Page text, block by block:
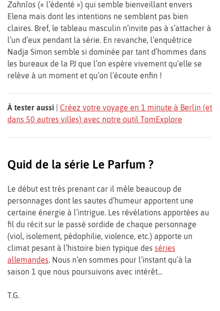
Zahnlos (« l’édenté ») qui semble bienveillant envers
Elena mais dont les intentions ne semblent pas bien
claires. Bref, le tableau masculin n’invite pas à s’attacher à
l’un d’eux pendant la série. En revanche, l’enquêtrice
Nadja Simon semble si dominée par tant d’hommes dans
les bureaux de la PJ que l’on espère vivement qu’elle se
relève à un moment et qu’on l’écoute enfin !
À tester aussi
Créez votre voyage en 1 minute à Berlin (et
dans 50 autres villes) avec notre outil TomExplore
Quid de la série Le Parfum ?
Le début est très prenant car il mêle beaucoup de
personnages dont les sautes d’humeur apportent une
certaine énergie à l’intrigue. Les révélations apportées au
fil du récit sur le passé sordide de chaque personnage
(viol, isolement, pédophilie, violence, etc.) apporte un
climat pesant à l’histoire bien typique des séries
allemandes. Nous n’en sommes pour l’instant qu’à la
saison 1 que nous poursuivons avec intérêt…
T.G.